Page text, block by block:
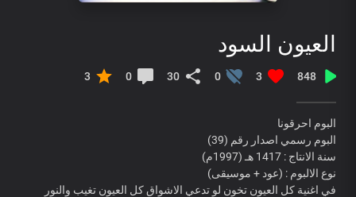
العيون السود
848
3
0
30
0
3
البوم احرقونا
البوم رسمي اصدار رقم (39)
سنة الانتاج : 1417 هـ (1997م)
نوع الالبوم : (عود + موسيقى)
في اغنية كل العيون تخون لو تدعي الاشواق كل العيون تغيب والنور